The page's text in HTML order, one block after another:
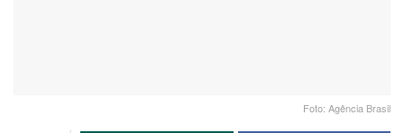
Foto: Agência Brasil